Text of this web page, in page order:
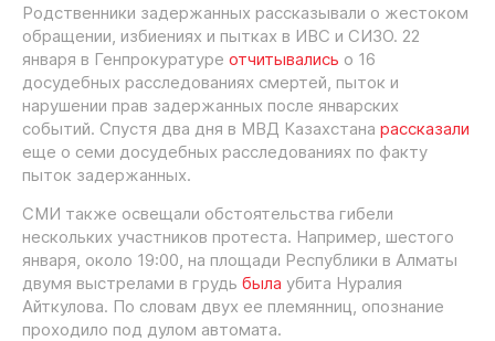
Родственники задержанных рассказывали о жестоком
обращении, избиениях и пытках в ИВС и СИЗО. 22
января в Генпрокуратуре отчитывались о 16
досудебных расследованиях смертей, пыток и
нарушении прав задержанных после январских
событий. Спустя два дня в МВД Казахстана рассказали
еще о семи досудебных расследованиях по факту
пыток задержанных.
СМИ также освещали обстоятельства гибели
нескольких участников протеста. Например, шестого
января, около 19:00, на площади Республики в Алматы
двумя выстрелами в грудь была убита Нуралия
Айткулова. По словам двух ее племянниц, опознание
проходило под дулом автомата.